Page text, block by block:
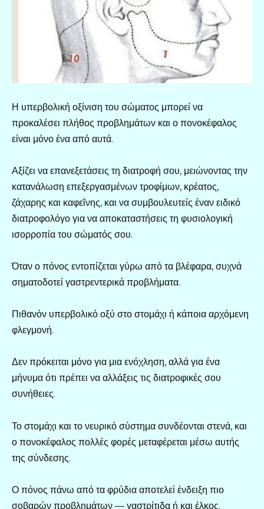
Η υπερβολική οξίνιση του σώματος μπορεί να
προκαλέσει πλήθος προβλημάτων και ο πονοκέφαλος
είναι μόνο ένα από αυτά.
Αξίζει να επανεξετάσεις τη διατροφή σου, μειώνοντας την
κατανάλωση επεξεργασμένων τροφίμων, κρέατος,
ζάχαρης και καφεΐνης, και να συμβουλευτείς έναν ειδικό
διατροφολόγο για να αποκαταστήσεις τη φυσιολογική
ισορροπία του σώματός σου.
Όταν ο πόνος εντοπίζεται γύρω από τα βλέφαρα, συχνά
σηματοδοτεί γαστρεντερικά προβλήματα.
Πιθανόν υπερβολικό οξύ στο στομάχι ή κάποια αρχόμενη
φλεγμονή.
Δεν πρόκειται μόνο για μια ενόχληση, αλλά για ένα
μήνυμα ότι πρέπει να αλλάξεις τις διατροφικές σου
συνήθειες.
Το στομάχι και το νευρικό σύστημα συνδέονται στενά, και
ο πονοκέφαλος πολλές φορές μεταφέρεται μέσω αυτής
της σύνδεσης.
Ο πόνος πάνω από τα φρύδια αποτελεί ένδειξη πιο
σοβαρών προβλημάτων — γαστρίτιδα ή και έλκος.